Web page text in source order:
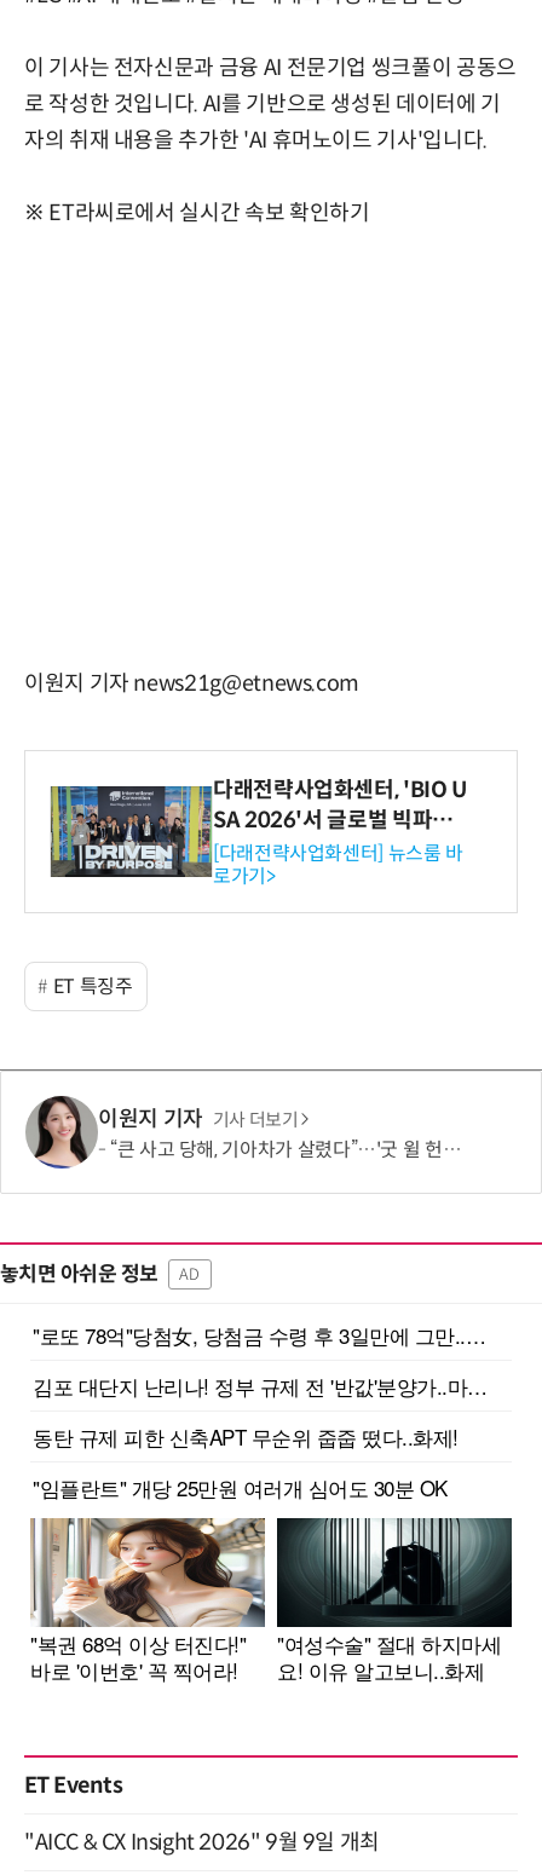
이 기사는 전자신문과 금융 AI 전문기업 씽크풀이 공동으
로 작성한 것입니다. AI를 기반으로 생성된 데이터에 기
자의 취재 내용을 추가한 'AI 휴머노이드 기사'입니다.
※ ET라씨로에서 실시간 속보 확인하기
이원지 기자 news21g@etnews.com
다래전략사업화센터, 'BIO U
SA 2026'서 글로벌 빅파마
와의 비즈니스 미팅 지원…K
-바이오 해외 진출 교두보 확
보
[다래전략사업화센터] 뉴스룸 바
로가기>
ET 특징주
이원지 기자 기사 더보기
“큰 사고 당해, 기아차가 살렸다”…'굿 윌 헌팅' 여배우, “360도 에어백 굿”
놓치면 아쉬운 정보 AD
ET Events
"AICC & CX Insight 2026" 9월 9일 개최